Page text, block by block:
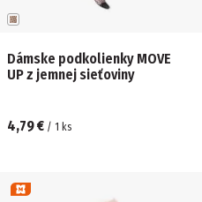
Dámske podkolienky MOVE
UP z jemnej sieťoviny
4,79 € / 1 ks